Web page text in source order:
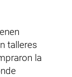
talleres
la